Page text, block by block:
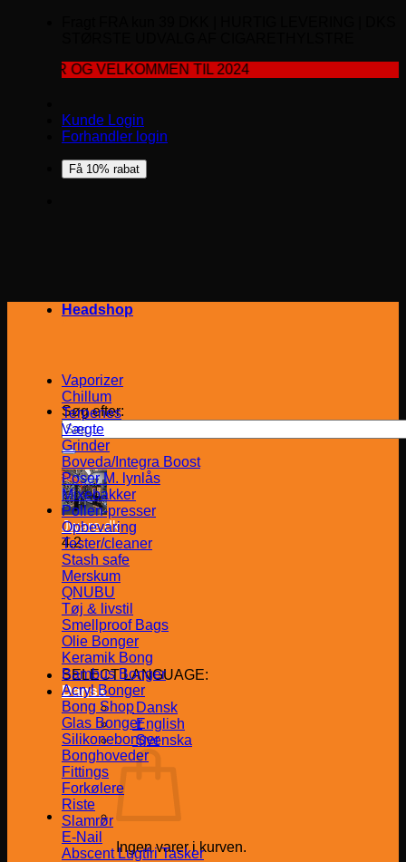
OG VELKOMMEN TIL 2024
Kunde Login
Forhandler login
Få 10% rabat
Søg efter:
Jware.dk
4.2
SELECT LANGUAGE:
Dansk
Dansk
English
Svenska
Ingen varer i kurven.
Headshop
Vaporizer
Chillum
Terpenes
Vægte
Grinder
Boveda/Integra Boost
Poser M. lynlås
Mixebakker
Pollen-presser
Opbevaring
Tester/cleaner
Stash safe
Merskum
QNUBU
Tøj & livstil
Smellproof Bags
Olie Bonger
Keramik Bong
Bambus Bonger
Acryl Bonger
Bong Shop
Glas Bonger
Silikonebonger
Bonghoveder
Fittings
Forkølere
Riste
Slamrør
E-Nail
Abscent Lugtfri Tasker